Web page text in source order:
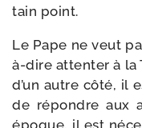
tain point.
Le Pape ne veut
à-​dire atten­ter à la
d’un autre côté, il
de répondre aux
époque, il est